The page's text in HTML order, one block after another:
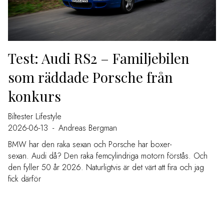
Test: Audi RS2 – Familjebilen
som räddade Porsche från
konkurs
Biltester Lifestyle
2026-06-13 - Andreas Bergman
BMW har den raka sexan och Porsche har boxer-
sexan. Audi då? Den raka femcylindriga motorn förstås. Och
den fyller 50 år 2026. Naturligtvis är det värt att fira och jag
fick därför